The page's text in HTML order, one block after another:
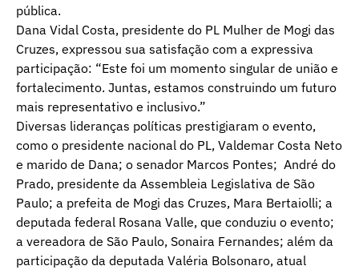
pública.
Dana Vidal Costa, presidente do PL Mulher de Mogi das
Cruzes, expressou sua satisfação com a expressiva
participação: “Este foi um momento singular de união e
fortalecimento. Juntas, estamos construindo um futuro
mais representativo e inclusivo.”
Diversas lideranças políticas prestigiaram o evento,
como o presidente nacional do PL, Valdemar Costa Neto
e marido de Dana; o senador Marcos Pontes; André do
Prado, presidente da Assembleia Legislativa de São
Paulo; a prefeita de Mogi das Cruzes, Mara Bertaiolli; a
deputada federal Rosana Valle, que conduziu o evento;
a vereadora de São Paulo, Sonaira Fernandes; além da
participação da deputada Valéria Bolsonaro, atual